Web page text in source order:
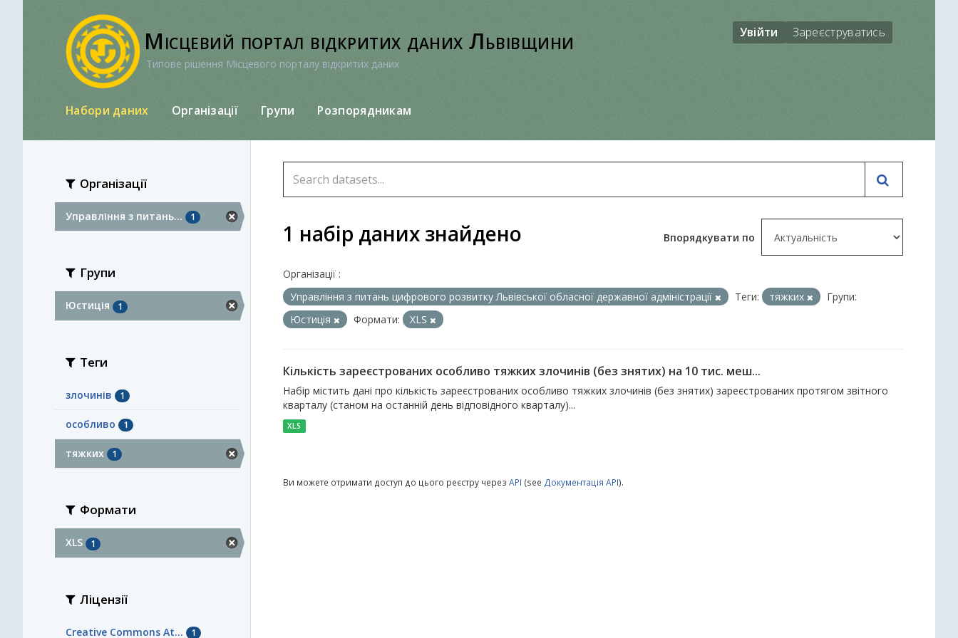
Місцевий портал відкритих даних Львівщини
Типове рішення Місцевого порталу відкритих даних
Увійти Зареєструватись
Набори даних Організації Групи Розпорядникам
Організації
Управління з питань... 1
Групи
Юстиція 1
Теги
злочинів 1
особливо 1
тяжких 1
Формати
XLS 1
Ліцензії
Creative Commons At... 1
Впорядкувати по
1 набір даних знайдено
Організації :
Управління з питань цифрового розвитку Львівської обласної державної адміністрації
Теги: тяжких
Групи:
Юстиція
Формати: XLS
Кількість зареєстрованих особливо тяжких злочинів (без знятих) на 10 тис. меш...
Набір містить дані про кількість зареєстрованих особливо тяжких злочинів (без знятих) зареєстрованих протягом звітного
кварталу (станом на останній день відповідного кварталу)...
XLS
Ви можете отримати доступ до цього реєстру через API (see Документація API).